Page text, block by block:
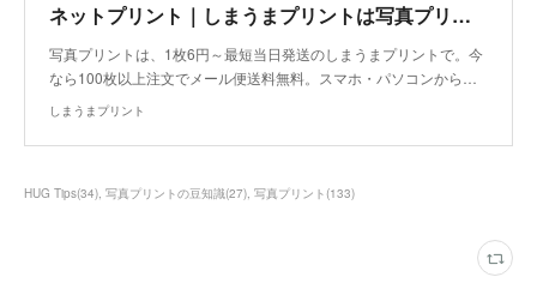
ネットプリント｜しまうまプリントは写真プリント写真印刷の専門店
写真プリントは、1枚6円～最短当日発送のしまうまプリントで。今
なら100枚以上注文でメール便送料無料。スマホ・パソコンから…
しまうまプリント
HUG Tips(34) 写真プリントの豆知識(27) 写真プリント (133)